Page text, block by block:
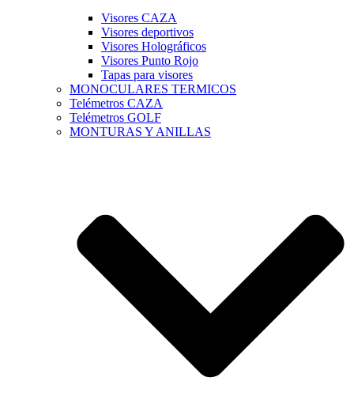
Visores CAZA
Visores deportivos
Visores Holográficos
Visores Punto Rojo
Tapas para visores
MONOCULARES TERMICOS
Telémetros CAZA
Telémetros GOLF
MONTURAS Y ANILLAS